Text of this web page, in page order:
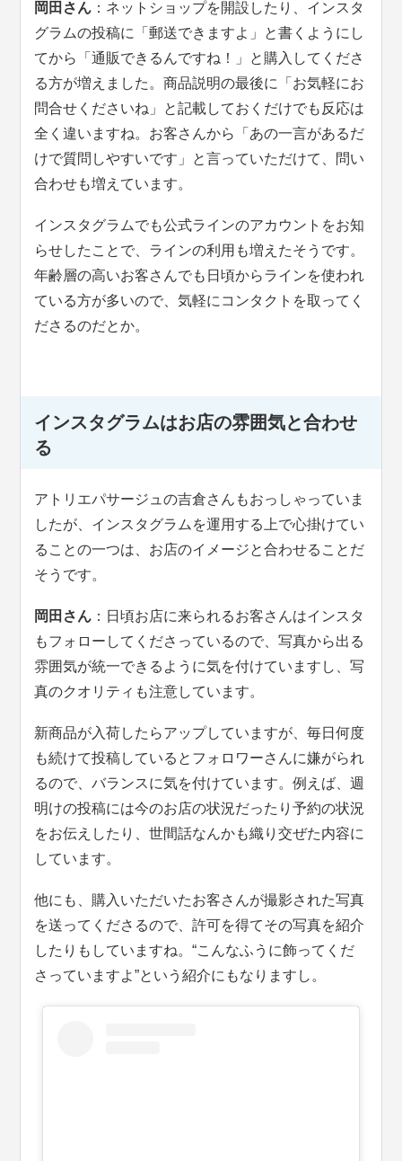
岡田さん ：ネットショップを開設したり、インスタ
グラムの投稿に「郵送できますよ」と書くようにし
てから「通販できるんですね！」と購入してくださ
る方が増えました。商品説明の最後に「お気軽にお
問合せくださいね」と記載しておくだけでも反応は
全く違いますね。お客さんから「あの一言があるだ
けで質問しやすいです」と言っていただけて、問い
合わせも増えています。
インスタグラムでも公式ラインのアカウントをお知
らせしたことで、ラインの利用も増えたそうです。
年齢層の高いお客さんでも日頃からラインを使われ
ている方が多いので、気軽にコンタクトを取ってく
ださるのだとか。
インスタグラムはお店の雰囲気と合わせ
る
アトリエパサージュの吉倉さんもおっしゃっていま
したが、インスタグラムを運用する上で心掛けてい
ることの一つは、お店のイメージと合わせることだ
そうです。
岡田さん ：日頃お店に来られるお客さんはインスタ
もフォローしてくださっているので、写真から出る
雰囲気が統一できるように気を付けていますし、写
真のクオリティも注意しています。
新商品が入荷したらアップしていますが、毎日何度
も続けて投稿しているとフォロワーさんに嫌がられ
るので、バランスに気を付けています。例えば、週
明けの投稿には今のお店の状況だったり予約の状況
をお伝えしたり、世間話なんかも織り交ぜた内容に
しています。
他にも、購入いただいたお客さんが撮影された写真
を送ってくださるので、許可を得てその写真を紹介
したりもしていますね。“こんなふうに飾ってくだ
さっていますよ”という紹介にもなりますし。